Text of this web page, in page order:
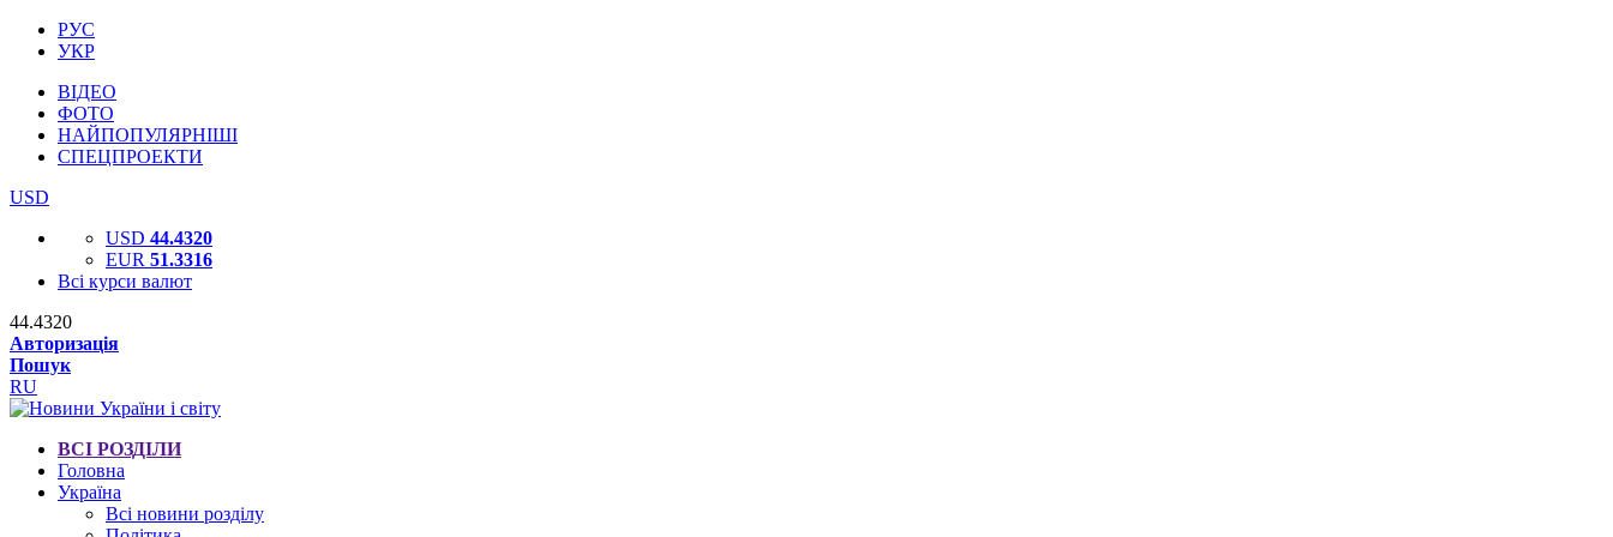
РУС
УКР
ВІДЕО
ФОТО
НАЙПОПУЛЯРНІШІ
СПЕЦПРОЕКТИ
USD
USD 44.4320
EUR 51.3316
Всі курси валют
44.4320
Авторизація
Пошук
RU
ВСІ РОЗДІЛИ
Головна
Україна
Всі новини розділу